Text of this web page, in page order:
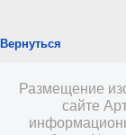
Вернуться
Размещение
сайте